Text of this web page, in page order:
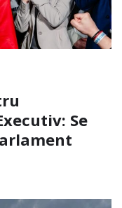
Se